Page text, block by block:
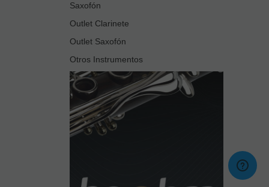
Saxofón
Outlet Clarinete
Outlet Saxofón
Otros Instrumentos